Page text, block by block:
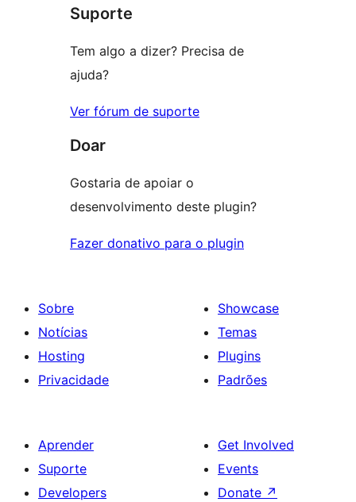
reviews
Suporte
Tem algo a dizer? Precisa de
ajuda?
Ver fórum de suporte
Doar
Gostaria de apoiar o
desenvolvimento deste plugin?
Fazer donativo para o plugin
Sobre
Notícias
Hosting
Privacidade
Showcase
Temas
Plugins
Padrões
Aprender
Suporte
Developers
Get Involved
Events
Donate ↗